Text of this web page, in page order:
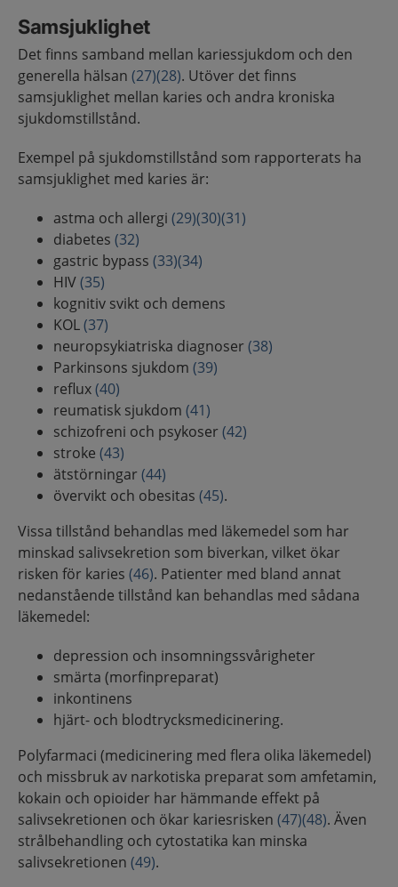
Samsjuklighet
Det finns samband mellan kariessjukdom och den
generella hälsan (27)(28). Utöver det finns
samsjuklighet mellan karies och andra kroniska
sjukdomstillstånd.
Exempel på sjukdomstillstånd som rapporterats ha
samsjuklighet med karies är:
astma och allergi (29)(30)(31)
diabetes (32)
gastric bypass (33)(34)
HIV(35)
kognitiv svikt och demens
KOL(37)
neuropsykiatriska diagnoser (38)
Parkinsons sjukdom (39)
reflux(40)
reumatisk sjukdom (41)
schizofreni och psykoser (42)
stroke (43)
ätstörningar (44)
övervikt och obesitas (45).
Vissa tillstånd behandlas med läkemedel som har
minskad salivsekretion som biverkan, vilket ökar
risken för karies (46). Patienter med bland annat
nedanstående tillstånd kan behandlas med sådana
läkemedel:
depression och insomningssvårigheter
smärta (morfinpreparat)
inkontinens
hjärt- och blodtrycksmedicinering.
Polyfarmaci (medicinering med flera olika läkemedel)
och missbruk av narkotiska preparat som amfetamin,
kokain och opioider har hämmande effekt på
salivsekretionen och ökar kariesrisken (47)(48). Även
strålbehandling och cytostatika kan minska
salivsekretionen (49).